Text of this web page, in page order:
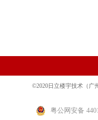
©2020日立楼宇技术（广
粤公网安备